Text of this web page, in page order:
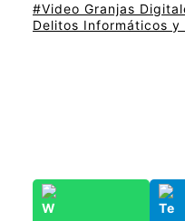
#Video Granjas
Delitos Informáticos